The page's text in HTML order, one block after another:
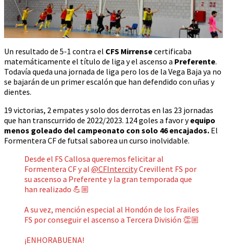
Un resultado de 5-1 contra el CFS Mirrensecertificaba
matemáticamente el título de liga y el ascenso a Preferente.
Todavía queda una jornada de liga pero los de la Vega Baja ya no
se bajarán de un primer escalón que han defendido con uñas y
dientes.
19 victorias, 2 empates y solo dos derrotas en las 23 jornadas
que han transcurrido de 2022/2023. 124 goles a favor yequipo
menos goleado del campeonato con solo 46 encajados. El
Formentera CF de futsal saborea un curso inolvidable.
Desde el FS Callosa queremos felicitar al
Formentera CF y al @CFIntercityCrevillent FS por
su ascenso a Preferente y la gran temporada que
han realizado 💪🏼
A su vez, mención especial al Hondón de los Frailes
FS por conseguir el ascenso a Tercera División 👏🏼
¡ENHORABUENA!